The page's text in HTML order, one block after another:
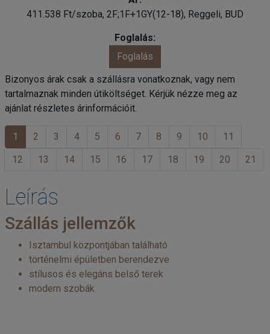
411.538 Ft/szoba, 2F;1F+1GY(12-18), Reggeli, BUD
Foglalás
Bizonyos árak csak a szállásra vonatkoznak, vagy nem
tartalmaznak minden útiköltséget. Kérjük nézze meg az
ajánlat részletes árinformációit.
1 2 3 4 5 6 7 8 9 10
11
12
13 14 15 16 17 18 19 20 21
Leírás
Szállás jellemzők
Isztambul központjában található
történelmi épületben berendezve
stílusos és elegáns belső terek
modern szobák